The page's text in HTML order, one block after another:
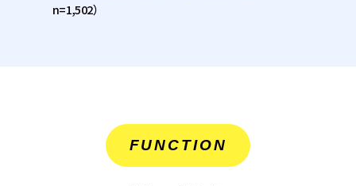
n=1,502）
FUNCTION